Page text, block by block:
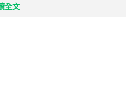
全文